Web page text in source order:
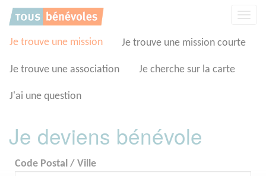
Je trouve une mission Je trouve une mission courte
Je trouve une association Je cherche sur la carte
J'ai une question
Je deviens bénévole
Code Postal / Ville
Panneau de gestion des cookies